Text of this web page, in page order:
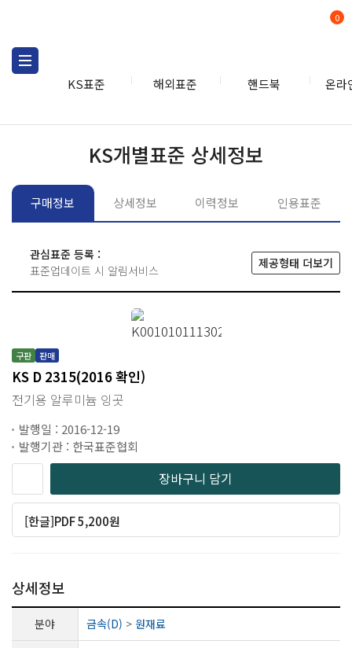
KS표준 해외표준 핸드북 온라
0
KS개별표준 상세정보
구매정보 상세정보 이력정보 인용표준
관심표준 등록 :
표준업데이트 시 알림서비스
제공형태 더보기
구판 판매
KS D 2315(2016 확인)
전기용 알루미늄 잉곳
발행일 : 2016-12-19
발행기관 : 한국표준협회
장바구니 담기
[한글]PDF 5,200원
상세정보
분야 금속(D) > 원재료